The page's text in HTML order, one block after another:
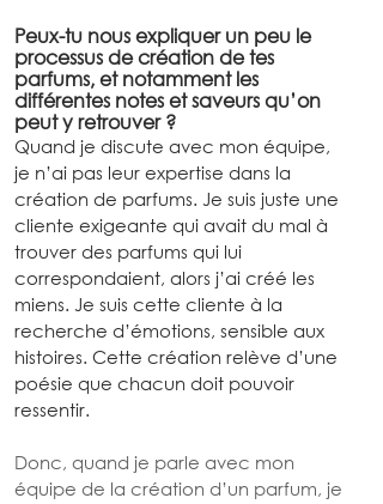
Peux-tu nous expliquer un peu le
processus de création de tes
parfums, et notamment les
différentes notes et saveurs qu’on
peut y retrouver ?
Quand je discute avec mon équipe,
je n’ai pas leur expertise dans la
création de parfums. Je suis juste une
cliente exigeante qui avait du mal à
trouver des parfums qui lui
correspondaient, alors j’ai créé les
miens. Je suis cette cliente à la
recherche d’émotions, sensible aux
histoires. Cette création relève d’une
poésie que chacun doit pouvoir
ressentir.
Donc, quand je parle avec mon
équipe de la création d’un parfum, je